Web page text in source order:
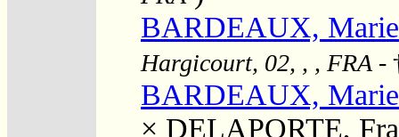
BARDEAUX,
Hargicourt, 02, , , FRA -
BARDEAUX, Marie
× DELAPORTE,